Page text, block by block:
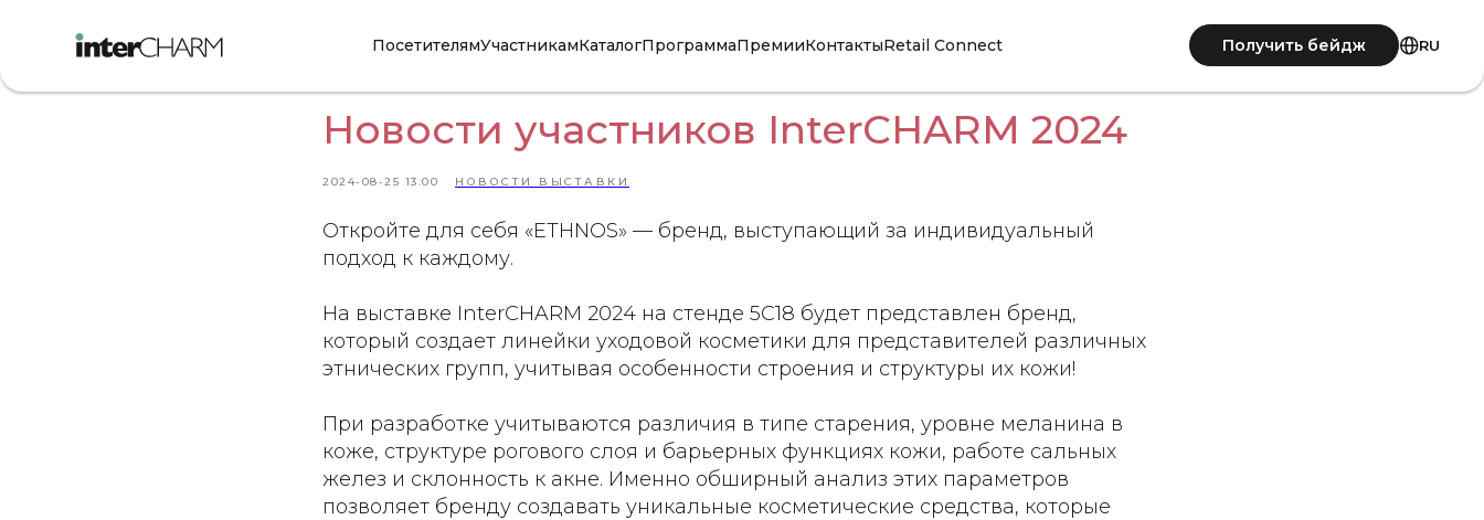
ПосетителямУчастникамКаталогПрограммаПремииКонтактыRetail Connect Получить бейдж RU
Новости участников InterCHARM 2024
2024-08-25 13:00 НОВОСТИ ВЫСТАВКИ
Откройте для себя «ETHNOS» — бренд, выступающий за индивидуальный
подход к каждому.
На выставке InterCHARM 2024 на стенде 5С18 будет представлен бренд,
который создает линейки уходовой косметики для представителей различных
этнических групп, учитывая особенности строения и структуры их кожи!
При разработке учитываются различия в типе старения, уровне меланина в
коже, структуре рогового слоя и барьерных функциях кожи, работе сальных
желез и склонность к акне. Именно обширный анализ этих параметров
позволяет бренду создавать уникальные косметические средства, которые